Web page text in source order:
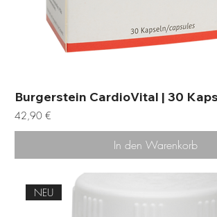
Burgerstein CardioVital | 30
Preis
42,90 €
In den Warenkorb
NEU